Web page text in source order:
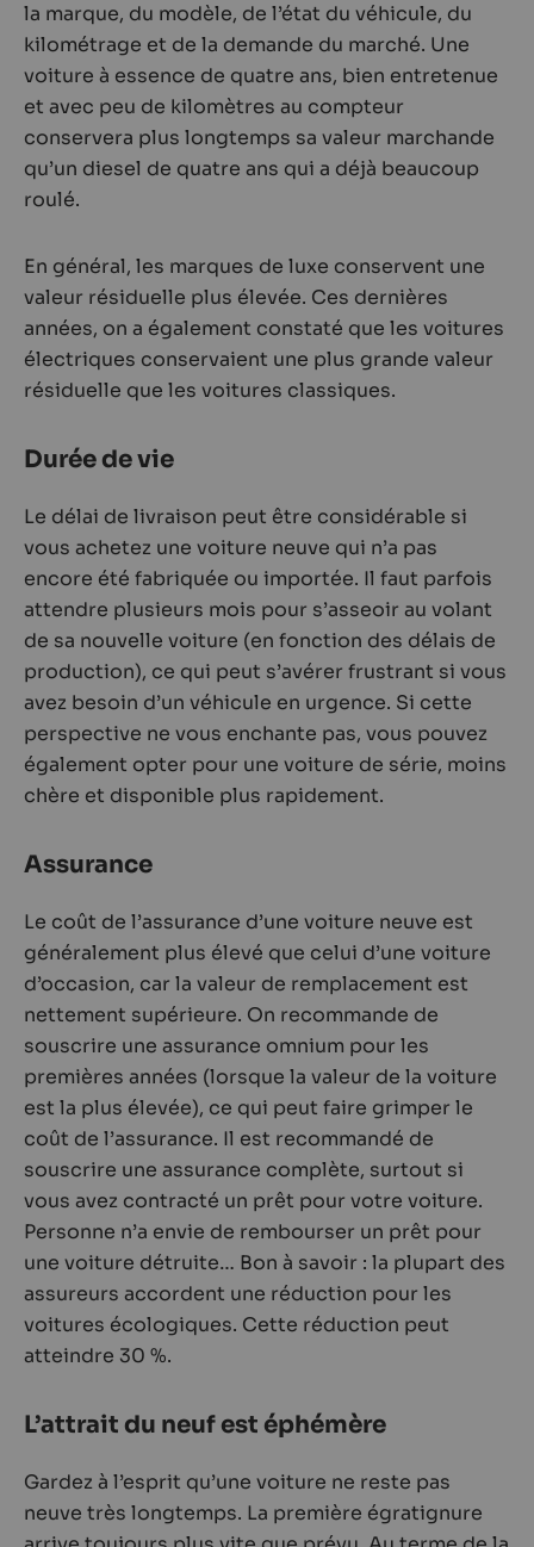
la marque, du modèle, de l’état du véhicule, du
kilométrage et de la demande du marché. Une
voiture à essence de quatre ans, bien entretenue
et avec peu de kilomètres au compteur
conservera plus longtemps sa valeur marchande
qu’un diesel de quatre ans qui a déjà beaucoup
roulé.
En général, les marques de luxe conservent une
valeur résiduelle plus élevée. Ces dernières
années, on a également constaté que les voitures
électriques conservaient une plus grande valeur
résiduelle que les voitures classiques.
Durée de vie
Le délai de livraison peut être considérable si
vous achetez une voiture neuve qui n’a pas
encore été fabriquée ou importée. Il faut parfois
attendre plusieurs mois pour s’asseoir au volant
de sa nouvelle voiture (en fonction des délais de
production), ce qui peut s’avérer frustrant si vous
avez besoin d’un véhicule en urgence. Si cette
perspective ne vous enchante pas, vous pouvez
également opter pour une voiture de série, moins
chère et disponible plus rapidement.
Assurance
Le coût de l’assurance d’une voiture neuve est
généralement plus élevé que celui d’une voiture
d’occasion, car la valeur de remplacement est
nettement supérieure. On recommande de
souscrire une assurance omnium pour les
premières années (lorsque la valeur de la voiture
est la plus élevée), ce qui peut faire grimper le
coût de l’assurance. Il est recommandé de
souscrire une assurance complète, surtout si
vous avez contracté un prêt pour votre voiture.
Personne n’a envie de rembourser un prêt pour
une voiture détruite… Bon à savoir : la plupart des
assureurs accordent une réduction pour les
voitures écologiques. Cette réduction peut
atteindre 30 %.
L’attrait du neuf est éphémère
Gardez à l’esprit qu’une voiture ne reste pas
neuve très longtemps. La première égratignure